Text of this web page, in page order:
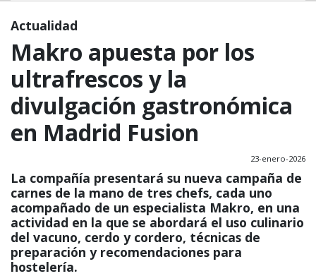
Actualidad
Makro apuesta por los
ultrafrescos y la
divulgación gastronómica
en Madrid Fusion
23-enero-2026
La compañía presentará su nueva campaña de
carnes de la mano de tres chefs, cada uno
acompañado de un especialista Makro, en una
actividad en la que se abordará el uso culinario
del vacuno, cerdo y cordero, técnicas de
preparación y recomendaciones para
hostelería.